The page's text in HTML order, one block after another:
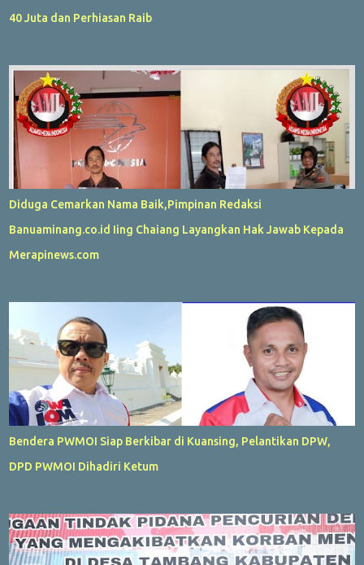
40 Juta dan Perhiasan Raib
Diduga Cemarkan Nama Baik,Pimpinan Redaksi
Banuaminang.co.id Iing Chaiang Layangkan Hak Jawab Kepada
Merapinews.com
Bendera PWMOI Siap Berkibar di Kuansing, Pelantikan DPW,
DPD PWMOI Dihadiri Ketum